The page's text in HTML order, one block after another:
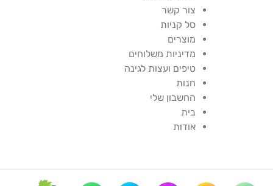
צור קשר
סל קניות
מוצרים
מדיניות משלוחים
טיפים ועצות לגינה
חנות
החשבון שלי
בית
אודות